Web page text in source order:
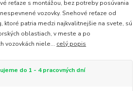
reťaze s montážou, bez potreby posúvania
vozovky. Snehové reťaze od
ktoré patria medzi najkvalitnejšie na svete, sú
oblastiach, v meste a po
vozovkách niele... celý popis
do 1 - 4 pracovných dní